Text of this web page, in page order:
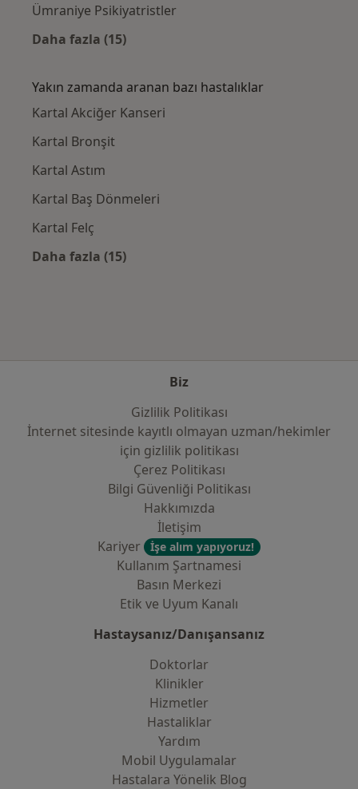
Ümraniye Psikiyatristler
Daha fazla (15)
Yakın zamanda aranan bazı hastalıklar
Kartal Akciğer Kanseri
Kartal Bronşit
Kartal Astım
Kartal Baş Dönmeleri
Kartal Felç
Daha fazla (15)
Biz
Gizlilik Politikası
İnternet sitesinde kayıtlı olmayan uzman/hekimler
i̇çin gizlilik politikası
Çerez Politikası
Bilgi Güvenliği Politikası
Hakkımızda
İletişim
Kariyer
İşe alım yapıyoruz!
Kullanım Şartnamesi
Basın Merkezi
Etik ve Uyum Kanalı
Hastaysanız/Danışansanız
Doktorlar
Klinikler
Hizmetler
Hastaliklar
Yardım
Mobil Uygulamalar
Hastalara Yönelik Blog